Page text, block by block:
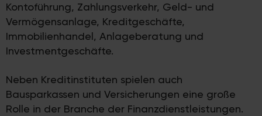
Kontoführung, Zahlungsverkehr, Geld- und
Vermögensanlage, Kreditgeschäfte,
Immobilienhandel, Anlageberatung und
Investmentgeschäfte.
Neben Kreditinstituten spielen auch
Bausparkassen und Versicherungen eine große
Rolle in der Branche der Finanzdienstleistungen.